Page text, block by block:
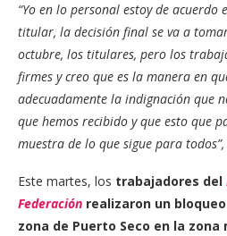
“Yo en lo personal estoy de
titular, la decisión final se va a
octubre, los titulares, pero los
firmes y creo que es la manera en
adecuadamente la indignación que
que hemos recibido y que esto que
muestra de lo que sigue para todos”,
Este martes, los trabajadores del
Federación realizaron un
zona de Puerto Seco en la zona